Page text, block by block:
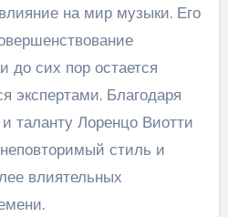
на мир музыки. Его
до сих пор остается
экспертами. Благодаря
таланту Лоренцо Виотти
стиль и
влиятельных